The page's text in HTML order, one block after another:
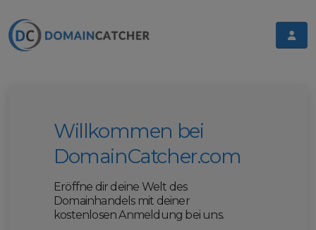
Willkommen bei
DomainCatcher.com
Eröffne dir deine Welt des
Domainhandels mit deiner
kostenlosen Anmeldung bei uns.